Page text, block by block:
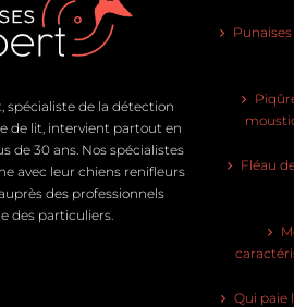
spécialiste de la détection
de lit, intervient partout en
de 30 ans. Nos spécialistes
avec leur chiens renifleurs
des professionnels
des particuliers.
Fléau
Qui paie